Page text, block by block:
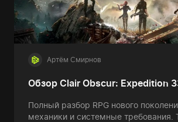
Артём Смирнов
Обзор Clair Obscur: Expedition
Полный разбор RPG нового
механики и системные требования.